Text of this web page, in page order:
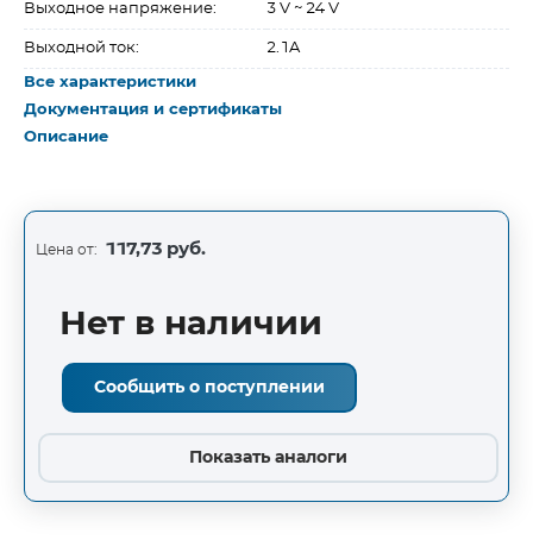
Выходное напряжение: 3 V ~ 24 V
Выходной ток: 2.1A
Все характеристики
Документация и сертификаты
Описание
Цена от: 117,73 руб.
Нет в наличии
Сообщить о поступлении
Показать аналоги